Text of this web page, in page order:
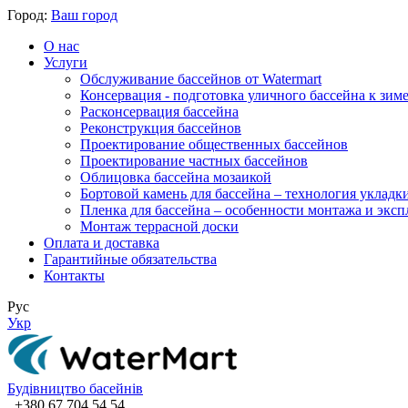
Город: Ваш город
О нас
Услуги
Обслуживание бассейнов от Watermart
Консервация - подготовка уличного бассейна к зиме
Расконсервация бассейна
Реконструкция бассейнов
Проектирование общественных бассейнов
Проектирование частных бассейнов
​Облицовка бассейна мозаикой
Бортовой камень для бассейна – технология
Пленка для бассейна – особенности монтажа и
Монтаж террасной доски
Оплата и доставка
Гарантийные обязательства
Контакты
Рус
Укр
Будівництво басейнів
+380 67 704 54 54